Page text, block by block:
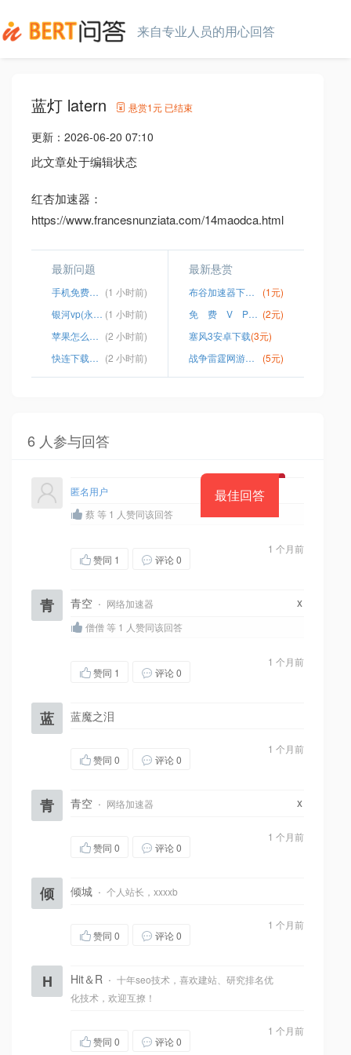
来自专业人员的用心回答
蓝灯 latern 悬赏1元 已结束
更新： 2026-06-20 07:10
此文章处于编辑状态
红杏加速器：
https://www.francesnunziata.com/14maodca.html
最新问题
手机免费梯子软件 (1 小时前)
银河vp(永久免费)加速器下载官网 (1 小时前)
苹果怎么翻外网软件 (2 小时前)
快连下载安卓 (2 小时前)
最新悬赏
布谷加速器下不了
(1元)
免 费 V P N (2元)
塞风3安卓下载(3元)
战争雷霆网游加速器
(5元)
6 人参与回答
最佳回答
匿名用户
蔡 等 1 人赞同该回答
1 个月前
赞同 1 评论 0
青 青空 · 网络加速器 x
僧僧 等 1 人赞同该回答
1 个月前
赞同 1 评论 0
蓝 蓝魔之泪
1 个月前
赞同 0 评论 0
青 青空 · 网络加速器 x
1 个月前
赞同 0 评论 0
倾 倾城 · 个人站长，xxxxb
1 个月前
赞同 0 评论 0
H Hit＆R · 十年seo技术，喜欢建站、研究排名优
化技术，欢迎互撩！
1 个月前
赞同 0 评论 0